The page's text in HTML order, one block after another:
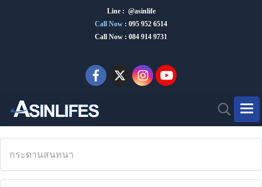
Line : @asinlife
Call Now : 095 952 6514
Call Now : 084 914 9731
กระดานสนทนา